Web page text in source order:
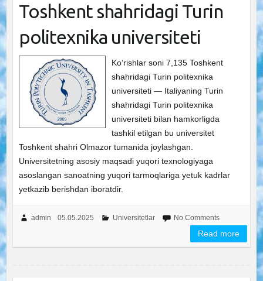
Toshkent shahridagi Turin
politexnika universiteti
Ko‘rishlar soni 7,135 Toshkent
shahridagi Turin politexnika
universiteti — Italiyaning Turin
shahridagi Turin politexnika
universiteti bilan hamkorligda
tashkil etilgan bu universitet
Toshkent shahri Olmazor tumanida joylashgan.
Universitetning asosiy maqsadi yuqori texnologiyaga
asoslangan sanoatning yuqori tarmoqlariga yetuk kadrlar
yetkazib berishdan iboratdir.
admin 05.05.2025 Universitetlar No Comments
Read more